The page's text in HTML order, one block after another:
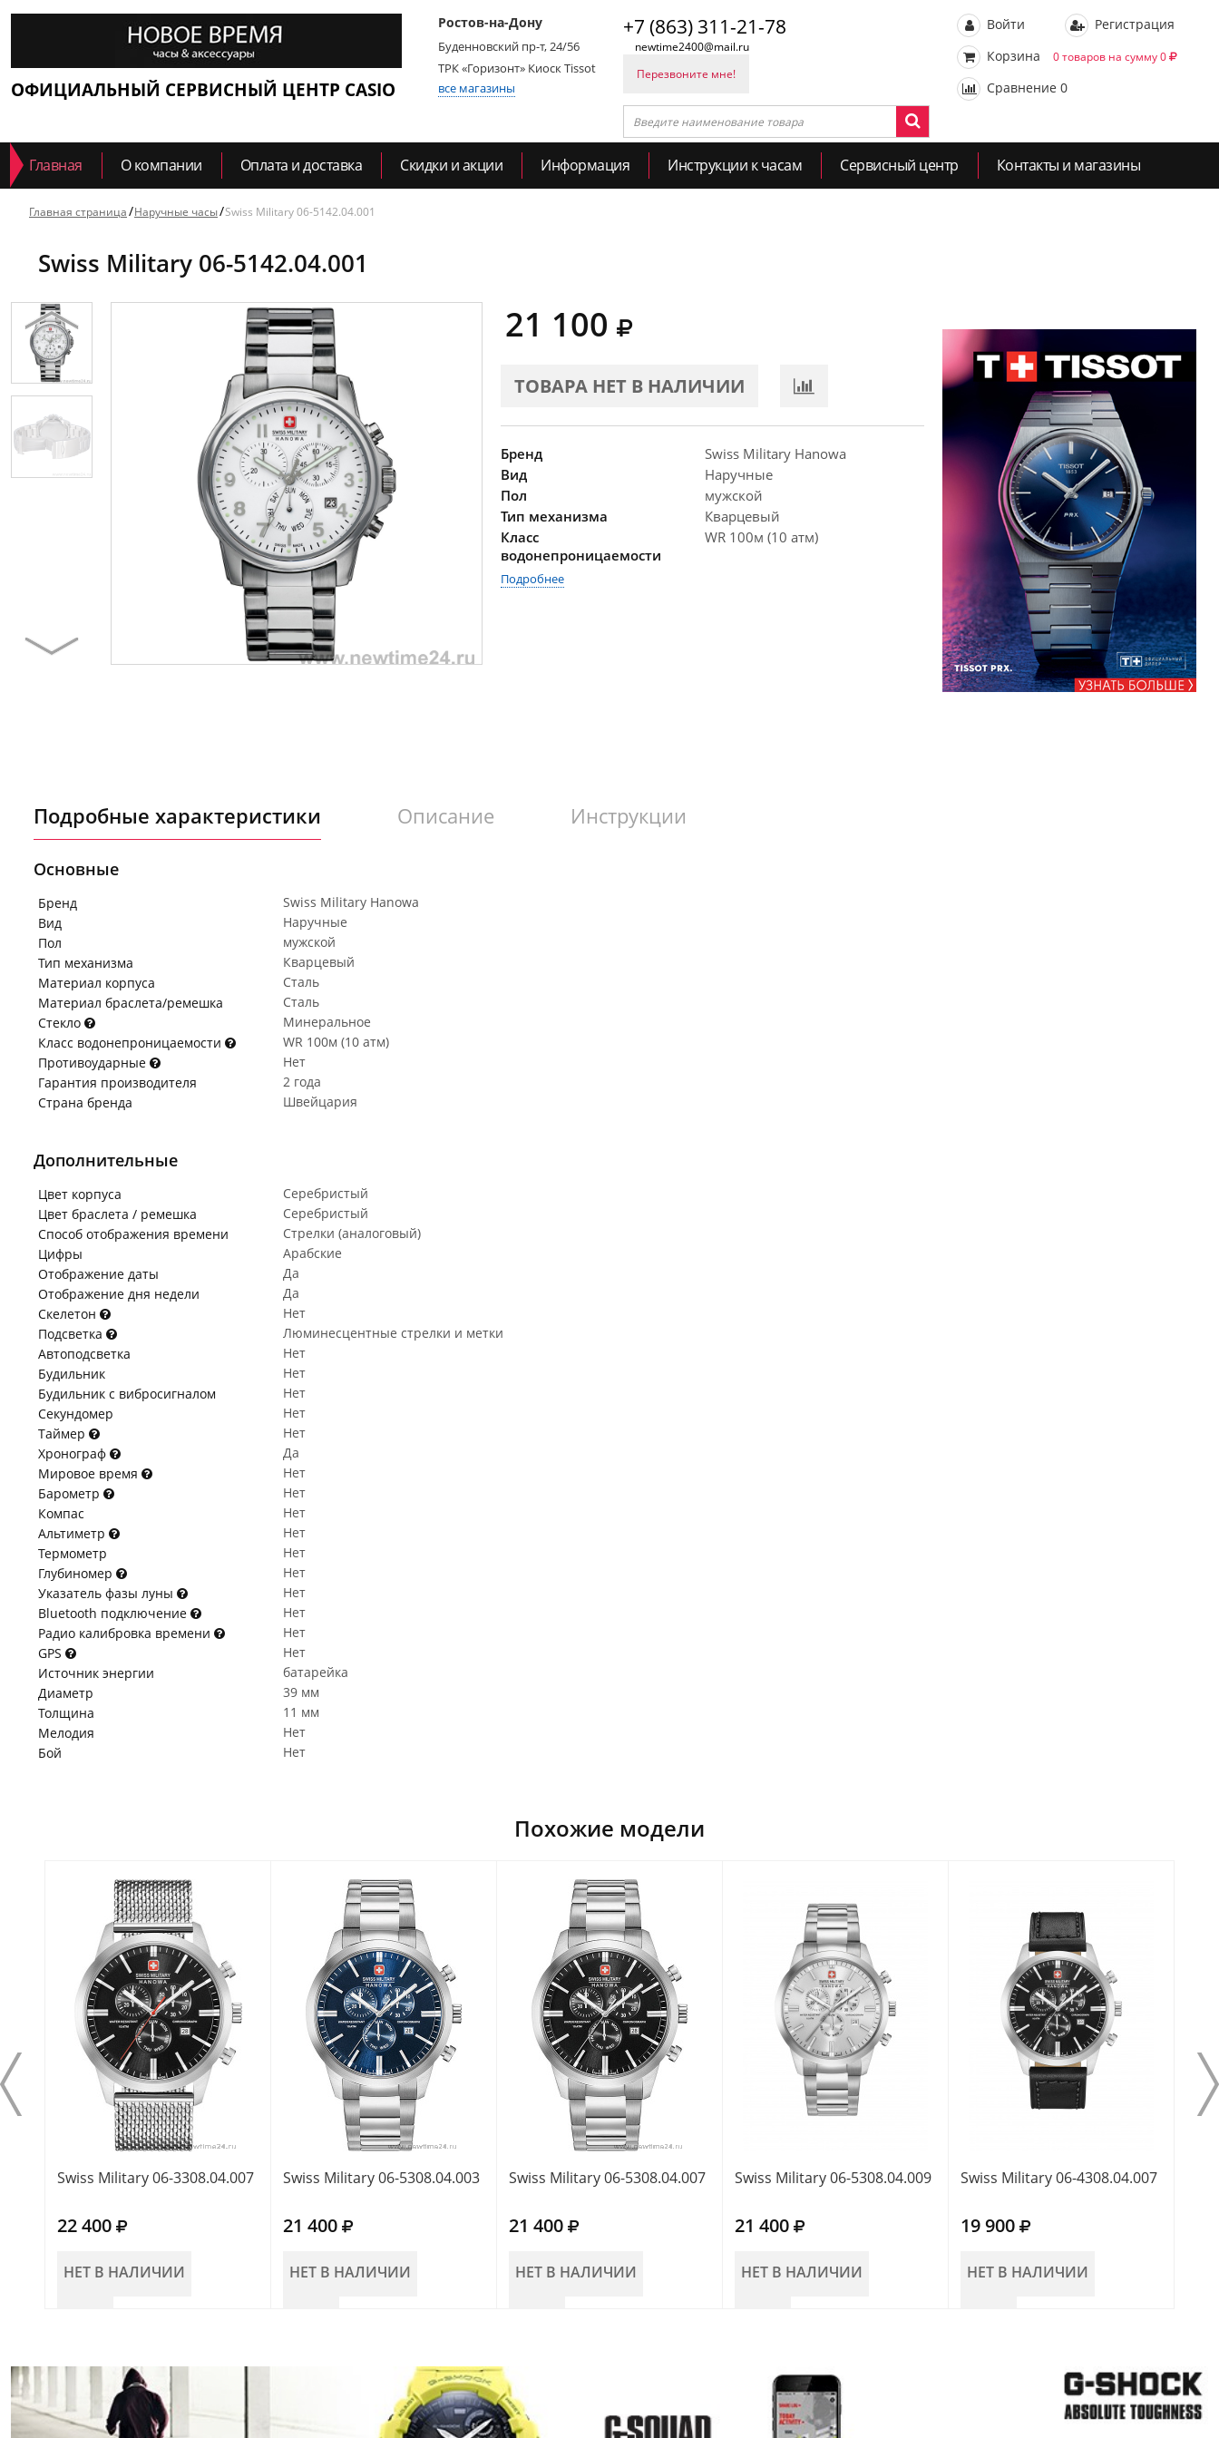
ОФИЦИАЛЬНЫЙ СЕРВИСНЫЙ ЦЕНТР CASIO
Ростов-на-Дону
Буденновский пр-т, 24/56
ТРК «Горизонт» Киоск Tissot
все магазины
+7 (863) 311-21-78
newtime2400@mail.ru
Перезвоните мне!
Войти
Регистрация
Корзина
0 товаров на сумму 0
Сравнение 0
Главная О компании Оплата и доставка Скидки и акции Информация Инструкции к часам Сервисный центр Контакты и магазины
Главная страница Наручные часы Swiss Military 06-5142.04.001
Swiss Military 06-5142.04.001
21 100
ТОВАРА НЕТ В НАЛИЧИИ
Бренд
Swiss Military Hanowa
Вид
Наручные
Пол
мужской
Тип механизма
Кварцевый
Класс
водонепроницаемости
WR 100м (10 атм)
Подробнее
Подробные характеристики Описание Инструкции
Основные
Бренд
Swiss Military Hanowa
Вид
Наручные
Пол
мужской
Тип механизма
Кварцевый
Материал корпуса
Сталь
Материал браслета/ремешка
Сталь
Стекло
Минеральное
Класс водонепроницаемости
WR 100м (10 атм)
Противоударные
Нет
Гарантия производителя
2 года
Страна бренда
Швейцария
Дополнительные
Цвет корпуса
Серебристый
Цвет браслета / ремешка
Серебристый
Способ отображения времени
Стрелки (аналоговый)
Цифры
Арабские
Отображение даты
Да
Отображение дня недели
Да
Скелетон
Нет
Подсветка
Люминесцентные стрелки и метки
Автоподсветка
Нет
Будильник
Нет
Будильник с вибросигналом
Нет
Секундомер
Нет
Таймер
Нет
Хронограф
Да
Мировое время
Нет
Барометр
Нет
Компас
Нет
Альтиметр
Нет
Термометр
Нет
Глубиномер
Нет
Указатель фазы луны
Нет
Bluetooth подключение
Нет
Радио калибровка времени
Нет
GPS
Нет
Источник энергии
батарейка
Диаметр
39 мм
Толщина
11 мм
Мелодия
Нет
Бой
Нет
Похожие модели
Swiss Military 06-3308.04.007
22 400
НЕТ В НАЛИЧИИ
Swiss Military 06-5308.04.003
21 400
НЕТ В НАЛИЧИИ
Swiss Military 06-5308.04.007
21 400
НЕТ В НАЛИЧИИ
Swiss Military 06-5308.04.009
21 400
НЕТ В НАЛИЧИИ
Swiss Military 06-4308.04.007
19 900
НЕТ В НАЛИЧИИ